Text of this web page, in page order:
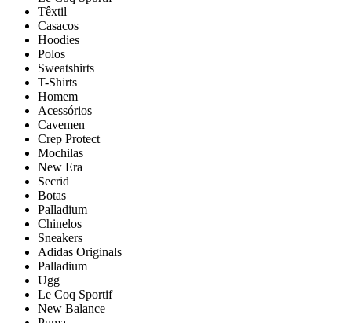
Têxtil
Casacos
Hoodies
Polos
Sweatshirts
T-Shirts
Homem
Acessórios
Cavemen
Crep Protect
Mochilas
New Era
Secrid
Botas
Palladium
Chinelos
Sneakers
Adidas Originals
Palladium
Ugg
Le Coq Sportif
New Balance